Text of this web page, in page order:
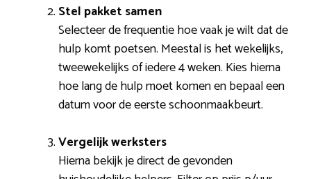
Stel pakket samen
Selecteer de frequentie hoe vaak je wilt dat de
hulp komt poetsen. Meestal is het wekelijks,
tweewekelijks of iedere 4 weken. Kies hierna
hoe lang de hulp moet komen en bepaal een
datum voor de eerste schoonmaakbeurt.
Vergelijk werksters
Hierna bekijk je direct de gevonden